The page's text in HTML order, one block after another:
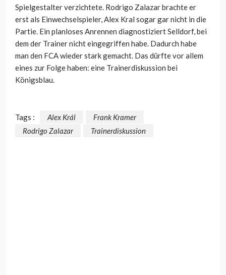
Spielgestalter verzichtete. Rodrigo Zalazar brachte er
erst als Einwechselspieler, Alex Kral sogar gar nicht in die
Partie. Ein planloses Anrennen diagnostiziert Selldorf, bei
dem der Trainer nicht eingegriffen habe. Dadurch habe
man den FCA wieder stark gemacht. Das dürfte vor allem
eines zur Folge haben: eine Trainerdiskussion bei
Königsblau.
Tags : Alex Král
Frank Kramer
Rodrigo Zalazar
Trainerdiskussion